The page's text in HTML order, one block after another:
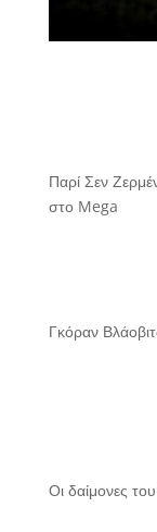
Παρί Σεν
στο Mega
Γκόραν
Οι δαίμονες